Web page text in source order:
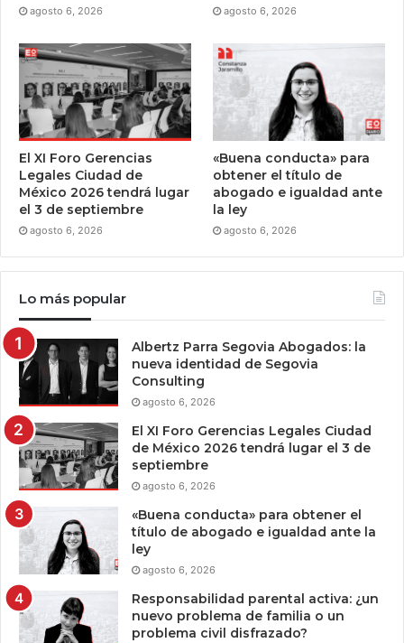
agosto 6, 2026 agosto 6, 2026
El XI Foro Gerencias
Legales Ciudad de
México 2026 tendrá lugar
el 3 de septiembre
agosto 6, 2026
«Buena conducta» para
obtener el título de
abogado e igualdad ante
la ley
agosto 6, 2026
Lo más popular
Albertz Parra Segovia Abogados: la
nueva identidad de Segovia
Consulting
agosto 6, 2026
El XI Foro Gerencias Legales Ciudad
de México 2026 tendrá lugar el 3 de
septiembre
agosto 6, 2026
«Buena conducta» para obtener el
título de abogado e igualdad ante la
ley
agosto 6, 2026
Responsabilidad parental activa: ¿un
nuevo problema de familia o un
problema civil disfrazado?